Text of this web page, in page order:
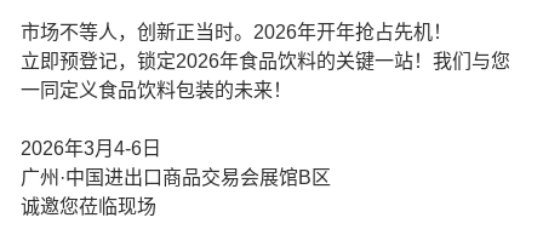
市场不等人，创新正当时。2026年开年抢占先机！
立即预登记，锁定2026年食品饮料的关键一站！我们与您
一同定义食品饮料包装的未来！
2026年3月4-6日
广州·中国进出口商品交易会展馆B区
诚邀您莅临现场